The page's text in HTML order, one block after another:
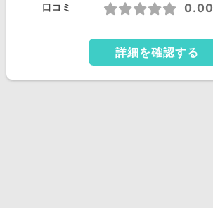
口コミ 0.00
詳細を確認する